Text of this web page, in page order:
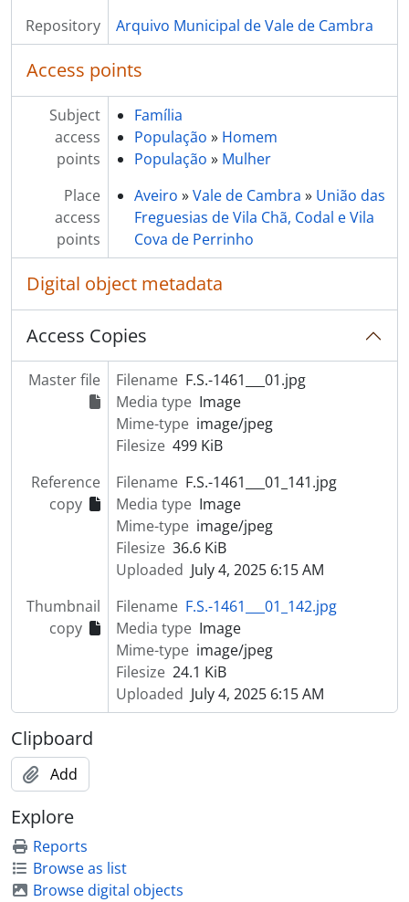
[Item] Grupo familiar
[Item] Grupo familiar
[Item] Grupo familiar
[Item] Retrato de homem e criança
[Item] Grupo familiar
[Item] Retrato de casal
[Item] Retrato de casal
[Item] Retrato de crianças
[Item] Grupo familiar
[Item] Grupo familiar
[Item] Retrato de crianças
[Item] Retrato de crianças
[Item] Retrato de casal
[Item] Grupo familiar
[Item] Retrato de casal
[Item] Retrato de casal
[Item] Retrato de casal
[Item] Grupo familiar
[Item] Retrato de casal
[Item] Retrato de crianças
[Item] Retrato de crianças
[Item] Retrato de grupo juntamente com o Comendador Luiz Bernardo de Almeida
[Item] Retrato de grupo
[Item] Retrato de mulheres com vestuário regional
[Item] Retrato de grupo juntamente com o Comendador Luiz Bernardo de Almeida
[Item] Retrato de crianças com vestuário de fantasia
[Item] Comendador Luiz Bernardo de Almeida e sua mãe na Quinta Progresso
[Item] Retrato de casal
[Item] Retrato de mulheres
[Item] Grupo familiar
Repository
Arquivo Municipal de Vale de Cambra
Access points
Subject
access
points
Família
População » Homem
População » Mulher
Place
access
points
Aveiro »Vale de Cambra » União das
Freguesias de Vila Chã, Codal e Vila
Cova de Perrinho
Digital object metadata
Access Copies
Master file Filename F.S.-1461___01.jpg
Media type Image
Mime-type image/jpeg
Filesize 499 KiB
Reference
copy
Filename F.S.-1461___01_141.jpg
Media type Image
Mime-type image/jpeg
Filesize 36.6 KiB
Uploaded July 4, 2025 6:15 AM
Thumbnail
copy
Filename F.S.-1461___01_142.jpg
Media type Image
Mime-type image/jpeg
Filesize 24.1 KiB
Uploaded July 4, 2025 6:15 AM
Clipboard
Add
Explore
Reports
Browse as list
Browse digital objects